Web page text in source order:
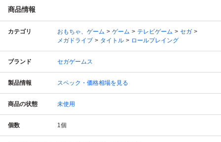
商品情報
カテゴリ おもちゃ、ゲーム ゲーム テレビゲーム
セガ
メガドライブ
タイトル ロールプレイング
ブランド セガゲームス
製品情報 スペック・価格相場を見る
商品の状態 未使用
個数 1個